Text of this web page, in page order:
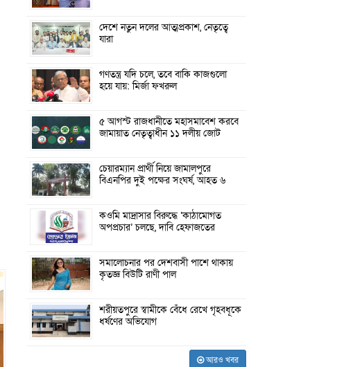
দেশে নতুন দলের আত্মপ্রকাশ, নেতৃত্বে
যারা
গণতন্ত্র যদি চলে, তবে বাকি কাজগুলো
হয়ে যায়: মির্জা ফখরুল
৫ আগস্ট রাজধানীতে মহাসমাবেশ করবে
জামায়াত নেতৃত্বাধীন ১১ দলীয় জোট
চেয়ারম্যান প্রার্থী নিয়ে জামালপুরে
বিএনপির দুই পক্ষের সংঘর্ষ, আহত ৬
কওমি মাদ্রাসার বিরুদ্ধে ‘কাঠামোগত
অপপ্রচার’ চলছে, দাবি হেফাজতের
সমালোচনার পর দেশবাসী পাশে থাকায়
কৃতজ্ঞ বিউটি রাণী পাল
শরীয়তপুরে স্বামীকে বেঁধে রেখে গৃহবধূকে
ধর্ষণের অভিযোগ
আরও খবর